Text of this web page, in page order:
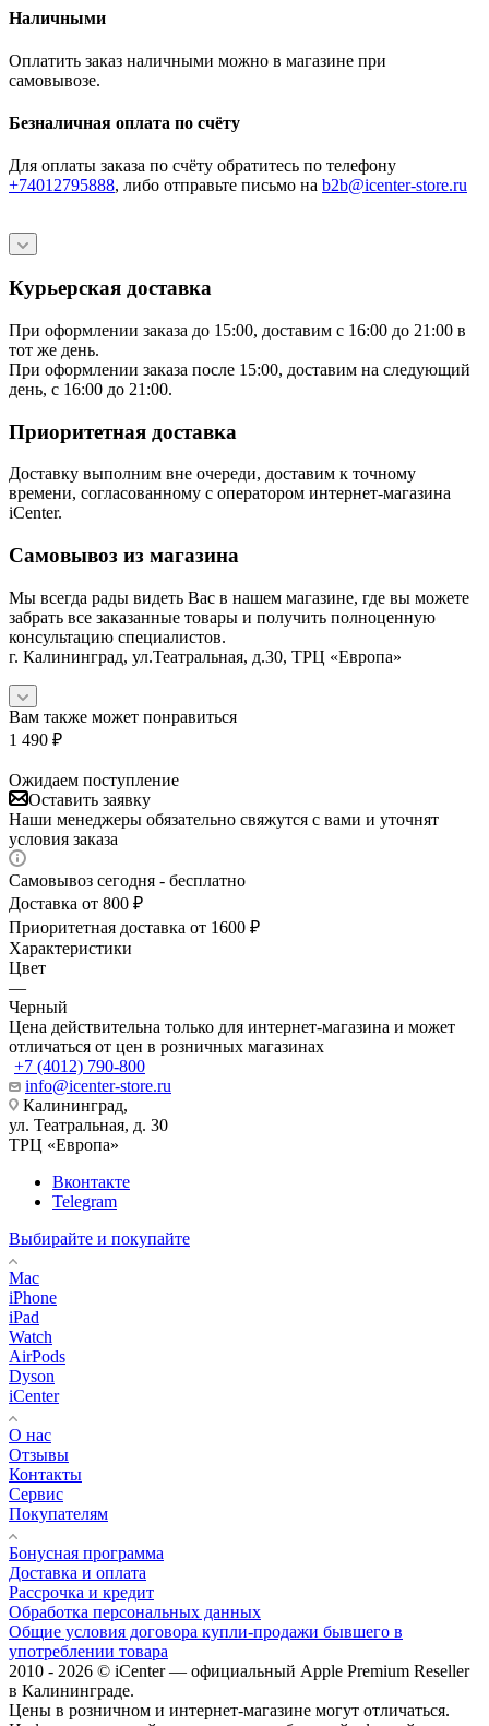
Наличными
Оплатить заказ наличными можно в магазине при
самовывозе.
Безналичная оплата по счёту
Для оплаты заказа по счёту обратитесь по телефону
+74012795888, либо отправьте письмо на b2b@icenter-store.ru
Курьерская доставка
При оформлении заказа до 15:00, доставим с 16:00 до 21:00 в
тот же день.
При оформлении заказа после 15:00, доставим на следующий
день, с 16:00 до 21:00.
Приоритетная доставка
Доставку выполним вне очереди, доставим к точному
времени, согласованному с оператором интернет-магазина
iCenter.
Самовывоз из магазина
Мы всегда рады видеть Вас в нашем магазине, где вы можете
забрать все заказанные товары и получить полноценную
консультацию специалистов.
г. Калининград, ул.Театральная, д.30, ТРЦ «Европа»
Вам также может понравиться
1 490 ₽
Ожидаем поступление
Оставить заявку
Наши менеджеры обязательно свяжутся с вами и уточнят
условия заказа
Самовывоз сегодня - бесплатно
Доставка от 800 ₽
Приоритетная доставка от 1600 ₽
Характеристики
Цвет
—
Черный
Цена действительна только для интернет-магазина и может
отличаться от цен в розничных магазинах
+7 (4012) 790-800
info@icenter-store.ru
Калининград,
ул. Театральная, д. 30
ТРЦ «Европа»
Вконтакте
Telegram
Выбирайте и покупайте
Mac
iPhone
iPad
Watch
AirPods
Dyson
iCenter
О нас
Отзывы
Контакты
Сервис
Покупателям
Бонусная программа
Доставка и оплата
Рассрочка и кредит
Обработка персональных данных
Общие условия договора купли-продажи бывшего в
употреблении товара
2010 - 2026 © iCenter — официальный Apple Premium Reseller
в Калининграде.
Цены в розничном и интернет-магазине могут отличаться.